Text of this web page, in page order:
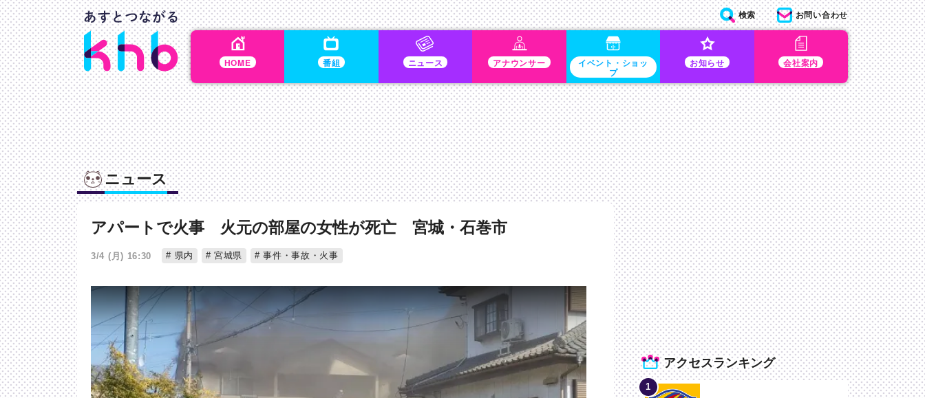
HOME 番組 ニュース アナウンサー イベント・ショッ
プ
お知らせ 会社案内
検索 お問い合わせ
ニュース
アパートで火事 火元の部屋の女性が死亡 宮城・石巻市
3/4 (月) 16:30 県内 宮城県 事件・事故・火事
アクセスランキング